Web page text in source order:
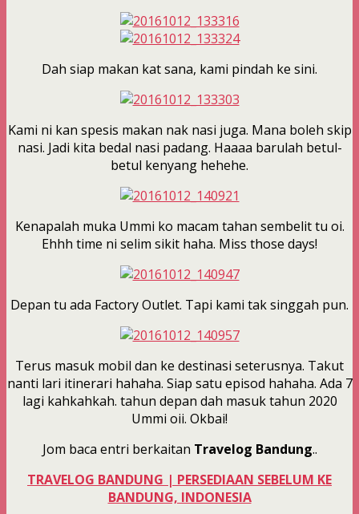
Dah siap makan kat sana, kami pindah ke sini.
Kami ni kan spesis makan nak nasi juga. Mana boleh skip
nasi. Jadi kita bedal nasi padang. Haaaa barulah betul-
betul kenyang hehehe.
Kenapalah muka Ummi ko macam tahan sembelit tu oi.
Ehhh time ni selim sikit haha. Miss those days!
Depan tu ada Factory Outlet. Tapi kami tak singgah pun.
Terus masuk mobil dan ke destinasi seterusnya. Takut
nanti lari itinerari hahaha. Siap satu episod hahaha. Ada 7
lagi kahkahkah. tahun depan dah masuk tahun 2020
Ummi oii. Okbai!
Jom baca entri berkaitan Travelog Bandung..
TRAVELOG BANDUNG | PERSEDIAAN SEBELUM KE
BANDUNG, INDONESIA